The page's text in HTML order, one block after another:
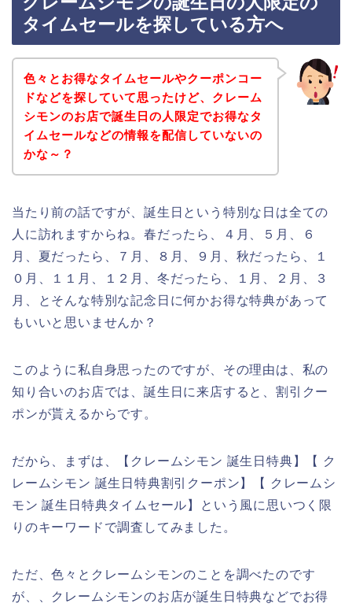
タイムセールを探している方へ
色々とお得なタイムセールやクーポンコー
ドなどを探していて思ったけど、クレーム
シモンのお店で誕生日の人限定でお得なタ
イムセールなどの情報を配信していないの
かな～？
当たり前の話ですが、誕生日という特別な日は全ての
人に訪れますからね。春だったら、４月、５月、６
月、夏だったら、７月、８月、９月、秋だったら、１
０月、１１月、１２月、冬だったら、１月、２月、３
月、とそんな特別な記念日に何かお得な特典があって
もいいと思いませんか？
このように私自身思ったのですが、その理由は、私の
知り合いのお店では、誕生日に来店すると、割引クー
ポンが貰えるからです。
だから、まずは、【クレームシモン 誕生日特典】【 ク
レームシモン 誕生日特典割引クーポン】【 クレームシ
モン 誕生日特典タイムセール】という風に思いつく限
りのキーワードで調査してみました。
ただ、色々とクレームシモンのことを調べたのです
が、、クレームシモンのお店が誕生日特典などでお得